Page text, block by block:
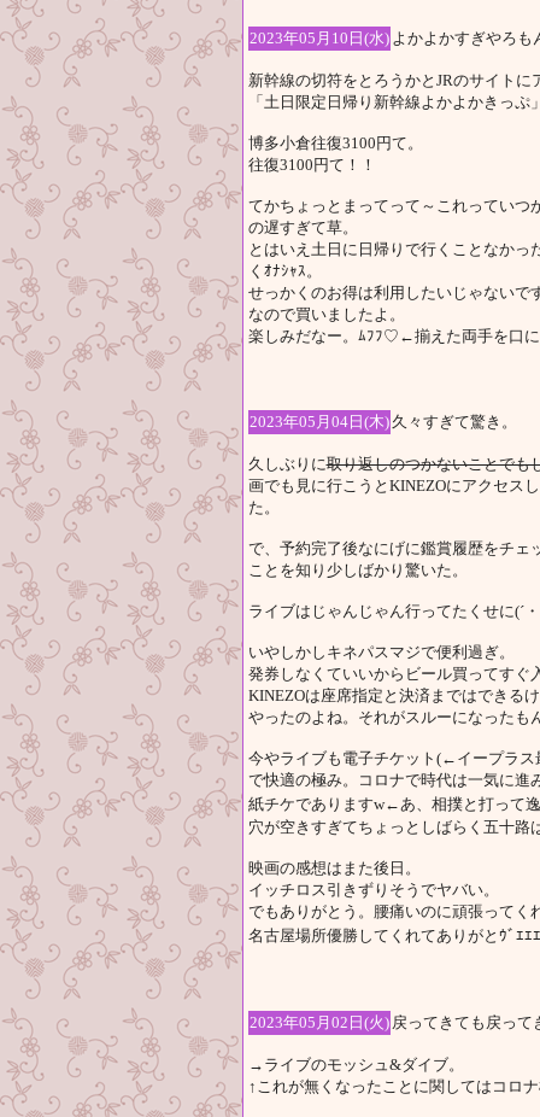
2023年05月10日(水) よかよかすぎやろも
新幹線の切符をとろうかとJRのサイト
「土日限定日帰り新幹線よかよかきっぷ
博多小倉往復3100円て。
往復3100円て！！
てかちょっとまってって～これってい
の遅すぎて草。
とはいえ土日に日帰りで行くことなか
くｵﾅｼｬｽ。
せっかくのお得は利用したいじゃないで
なので買いましたよ。
楽しみだなー。ﾑﾌﾌ♡←揃えた両手を口
2023年05月04日(木) 久々すぎて驚き。
久しぶりに取り返しのつかないことでも
画でも見に行こうとKINEZOにアクセス
た。
で、予約完了後なにげに鑑賞履歴をチェ
ことを知り少しばかり驚いた。
ライブはじゃんじゃん行ってたくせに(´
いやしかしキネパスマジで便利過ぎ。
発券しなくていいからビール買ってすぐ
KINEZOは座席指定と決済まではできる
やったのよね。それがスルーになったも
今やライブも電子チケット(←イープラ
で快適の極み。コロナで時代は一気に
紙チケでありますw←あ、相撲と打って逸
穴が空きすぎてちょっとしばらく五十路
映画の感想はまた後日。
イッチロス引きずりそうでヤバい。
でもありがとう。腰痛いのに頑張ってく
名古屋場所優勝してくれてありがとｳﾞｴｴｴ
2023年05月02日(火) 戻ってきても戻って
→ライブのモッシュ&ダイブ。
↑これが無くなったことに関してはコロ